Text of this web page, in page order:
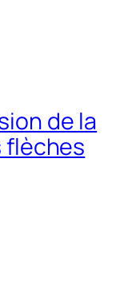
de la
flèches